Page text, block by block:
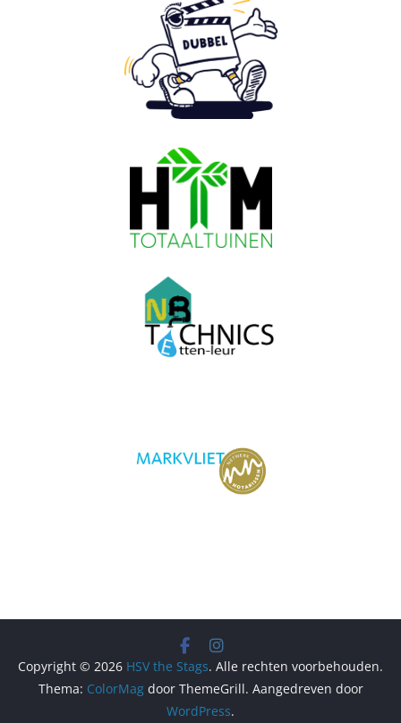
Copyright © 2026 HSV the Stags. Alle rechten voorbehouden.
Thema: ColorMagdoor ThemeGrill. Aangedreven door
WordPress.